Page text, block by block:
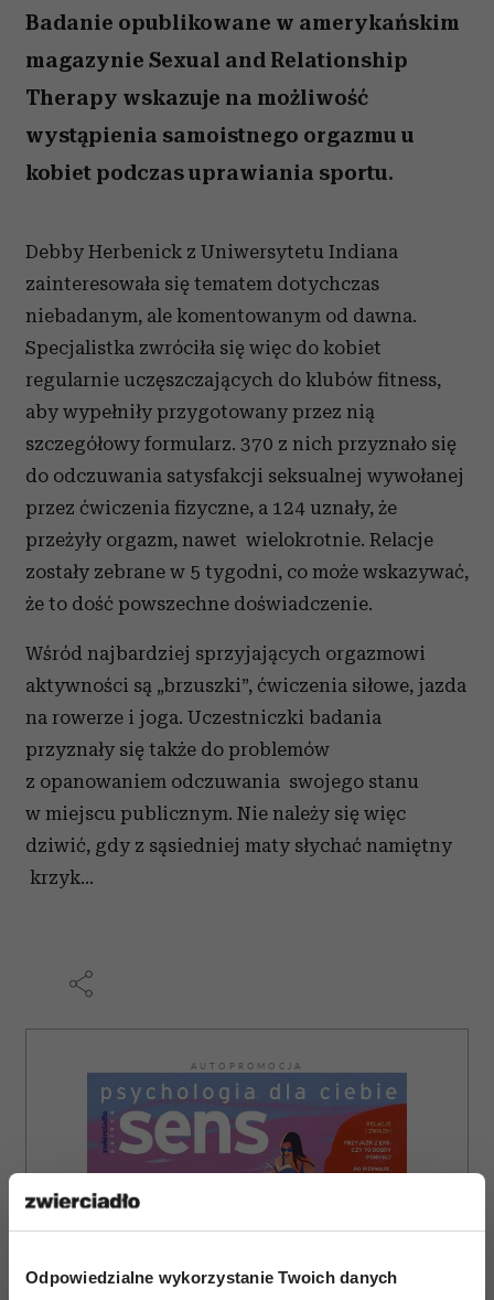
Odpowiedzialne wykorzystanie Twoich danych
Badanie opublikowane w amerykańskim
magazynie Sexual and Relationship
Therapy wskazuje na możliwość
wystąpienia samoistnego orgazmu u
kobiet podczas uprawiania sportu.
Debby Herbenick z Uniwersytetu Indiana
zainteresowała się tematem dotychczas
niebadanym, ale komentowanym od dawna.
Specjalistka zwróciła się więc do kobiet
regularnie uczęszczających do klubów fitness,
aby wypełniły przygotowany przez nią
szczegółowy formularz. 370 z nich przyznało się
do odczuwania satysfakcji seksualnej wywołanej
przez ćwiczenia fizyczne, a 124 uznały, że
przeżyły orgazm, nawet wielokrotnie. Relacje
zostały zebrane w 5 tygodni, co może wskazywać,
że to dość powszechne doświadczenie.
Wśród najbardziej sprzyjających orgazmowi
aktywności są „brzuszki”, ćwiczenia siłowe, jazda
na rowerze i joga. Uczestniczki badania
przyznały się także do problemów
z opanowaniem odczuwania swojego stanu
w miejscu publicznym. Nie należy się więc
dziwić, gdy z sąsiedniej maty słychać namiętny
krzyk…
AUTOPROMOCJA